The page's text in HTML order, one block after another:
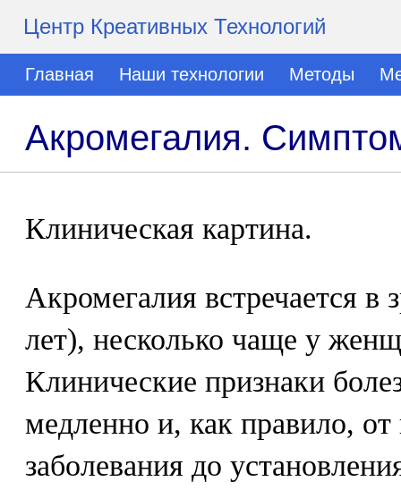
Центр Креативных Технологий
Главная Наши технологии Методы
Акромегалия.
Клиническая картина.
Акромегалия встречается в
лет), несколько чаще у
Клинические признаки
медленно и, как правило,
заболевания до